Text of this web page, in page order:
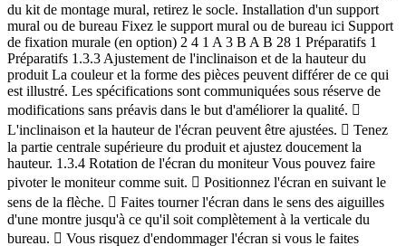
e supérieure du produit et ajustez doucement la hauteur. 1.3.4 Rotation de l'écran du moniteur Vous pouvez faire pivoter le moniteur comme suit.  Positionnez l'écran en suivant le sens de la flèche.  Faites tourner l'écran dans le sens des aiguilles d'une montre jusqu'à ce qu'il soit complètement à la verticale du bureau.  Vous risquez d'endommager l'écran si vous le faites pivoter sans l'incliner ou dans le sens inverse des aiguilles d'une montre. -5° (±2°) ~ 20° (±2°) 0 ~ 130 mm (±2 mm) 1 2 3 4 5 6 29 1 Préparatifs 1 Préparatifs 1.3.5 Verrou antivol Un verrou antivol vous permet d'utiliser le produit en toute sécurité, même dans les lieux publics. La forme du dispositif de verrouillage et la méthode utilisée dépendent du fabricant. Pour plus d'informations, reportez-vous au guide de l'utilisateur fourni avec votre dispositif antivol. Le dispositif de verrouillage est vendu séparément. La couleur et la forme des pièces peuvent différer de ce qui est illustré. Les spécifications sont communiquées sous réserve de modifications sans préavis dans le but d'améliorer la qualité. Pour verrouiller un dispositif antivol : 1 Fixez les câbles de votre dispositif antivol à un objet lourd, tel qu'un bureau. 2 Faites passer une extrémité du câble dans la boucle à l'autre extrémité. 3 Insérez le dispositif antivol dans l'emplacement antivol situé à l'arrière du produit. 4 Verrouillez le dispositif antivol.  Vous pouvez acheter un dispositif antivol séparément.  Pour plus d'informations, reportez-vous au guide de l'utilisateur fourni avec votre dispositif antivol.  Les dispositifs antivol sont disponibles chez les revendeurs de matériel électronique ou en ligne. 30 1 Préparatifs 1 Préparatifs 1.4 "MagicRotation Auto" La fonction "MagicRotation Auto" détecte la rotation des moniteurs équipés d'un capteur de rotation et fait pivoter l'écran Windows en conséquence. [Installation du logiciel] 1 Insérez le CD du manuel utilisateur fourni avec le produit dans le lecteur de CD-ROM. 2 Suivez les instructions à l'écran pour procéder à l'installation. Après l'installation, le menu de l'application s'affiche dans la langue du système d'exploitation. (Conforme aux politiques standard de Windows.) [Avertissement] 1 Compatible uniquement avec Windows 7 (32 bits ou 64 bits) et Windows 8 (32 bits ou 64 bits). 2 Compatible avec les cartes graphiques conformes au normes DDC/CI et MS API Si vous utilisez une carte graphique non conforme aux normes mentionnées ci-dessus, la fonction "MagicRotation Auto" ne sera peut-être pas disponible. 3 Pour optimiser les performances de la fonction, effectuez une mise à niveau du pilote de la carte graphique. 4 Quatorze langues sont disponibles pour l'installation. 5 Si l'orientation est définie sur un mode autre que Paysage dans le menu de résolution d'écran de Windows 7, la fonction "MagicRotation Auto" risque de ne pas fonctionner correctement. 6 Le menu à l'écran apparaît si le moniteur subit une rotation. Cela peut entraîner l'apparition du processus de reconfiguration de l'écran ou du phénomène de rémanence d'image, selon la carte graphique utilisée. Ce problème est directement lié au système d'exploitation Windows et non à l'appareil. 7 Si vous ne souhaitez pas que l'écran pivote automatiquement lorsque vous effectuez une rotation du moniteur, appuyez simultanément sur les touches Windows et L pour verrouiller Windows. Tout échec du verrouillage du système est lié aux contraintes de l'API Windows et non à l'appareil. (QJOLVK)UDQoDLV'HXWVFK0DJ\DU,WDOLDQR3ROVNL3RUWXJXrV ƧǊǈǈǁƿǀ(VSDxRO6YHQVND7UNoHᣣᧄ⺆ ∝䇁ଞ˲߭ 31 1 Préparatifs 1 Préparatifs 1.5 Rotation de l'écran Lorsque vous pivotez le moniteur, l'angle de rotation s'affiche sur l'écran du moniteur. Les options de menu d'affichage à l'écran (OSD) pivotent automatiquement lorsque l'écran pivote. [Avertissement] 1 Si le logiciel "MagicRotation Auto" n'est pas installé sur le moniteur, il n'est pas possible de faire pivoter le contenu affiché sur l'écran. Par contre, le menu à l'écran peut être pivoté de 90˚ et s'afficher correctement. 2 Après la rotation, il se peut que le menu à l'écran apparaisse dans un mode d'affichage différent de celui précédant la rotation. 0° 90° MENU SOURCE PIP/PBP MENU SOURCE PIP/PBP 2 Connexion et utilisation d'un périphérique source 32 2 Connexion et utilisation d'un périphérique source 2.1 Avant toute connexion 2.1.1 Points à vérifier avant la connexion  Avant de connecter un périphérique source, lisez le mode d'emploi qui l'accompagne. Le nombre et la position des ports peuvent varier en fonction du type de périphérique.  Ne branchez pas le câble d'alimentation avant que tous les branchements n'aient été établis. Si vous branchez le câble d'alimentation en cours de connexion, vous risquez d'endommager le produit.  Vérifiez les types de ports auxquels vous souhaitez vous connecter à l'arrière du produit. 2.2 Connexion et utilisation d'un ordinateur Sélectionnez la méthode de connexion adaptée à votre ordinateur.  Les composants de connexion peuvent varier en fonction des produits.  Pour s'assurer que l'affichage à l'écran est correct, n'utilisez pas de câble DVI vers DP, HDMI vers DP, micro HDMI vers DP ou d'autres câbles non standard achetés auprès d'un vendeur. Il vous est recommandé d'utiliser les câbles qui ont été fournis avec le produit. 2.2.1 Connexion à l'aide du câble DVI Ne branchez le câble d'alimentation qu'après avoir branché tous les autres câbles. Veillez à brancher un périphérique source avant de brancher le câble d'alimentation. 1 Connectez le câble DVI au port [DVI IN] à l'arrière du produit et au port DVI de l'ordinateur. 2 Appuyez sur [ ] pour définir DVI en tant que source d'entrée.  Les ports fournis peuvent varier selon le produit.  Si la fonction audio est prise en charge et le câble stéréo est branché, vous pouvez régler le Volume avec les boutons [ ] à l'avant de l'appareil.  L'utilisation d'un câble DVI non fourni avec le produit peut entraîner une dégradation de la résolution d'affichage. DVI IN 33 Connexion et utilisation d'un périphérique 2 source 2 Connexion et utilisation d'un périphérique source 2.2.2 Connexion à l'aide d'un câble DVI-HDMI Ne branchez le câble d'alimentation qu'après avoir branché tous les autres câbles. Veillez à brancher un périphérique source avant de brancher le câble d'alimentation. 1 Connectez le câble HDMI-DVI au port [DVI IN] à l'arrière du produit et au port HDMI de l'ordinateur. 2 Appuyez sur [ ] pour définir DVI en tant que source d'entrée.  Si la fonction audio est prise en charge et le câble stéréo est branché, vous pouvez régler le Volume avec les boutons [ ] à l'avant de l'appareil.  Les ports fournis peuvent varier selon le produit. DVI IN 34 Connexion et utilisation d'un périphérique 2 source 2 Connexion et utilisation d'un périphérique source 2.2.3 Branchement par câble HDMI Ne branchez le câble d'alimentation qu'après avoir branché tous les autres câbles. Veillez à brancher un périphérique source avant de brancher le câble d'alimentation. 1 Connectez le câble HDMI au port [HDMI IN] à l'arrière du produit et au port HDMI de l'ordinateur. 2 Appuyez sur [ ] pour définir HDMI en tant que source d'entrée.  Si la fonction audio est prise en charge, vous pouvez régler le Volume avec les boutons [ ] à l'avant de l'appareil.  Réglez l'option Mode PC/AV sur PC afin d'entendre un son lorsque le produit est raccordé à un PC via un câble HDMI.  Les ports fournis peuvent varier selon le produit. HDMI IN DVI IN PC/AV Mode DVI HDMI DisplayPort PC AV DVI PC Select the PC/AV mode for the HDMI source. 35 Connexion et utilisation d'un périphérique 2 source 2 Connexion et utilisation d'un périphérique source 2.2.4 Connexion à l'aide d'un câble HDMI-DVI Ne branchez le câble d'alimentation qu'après avoir branché tous les autres câbles. Veillez à brancher un périphérique source avant de brancher le câble d'alimentation. 1 Connectez le câble HDMI-DVI au port [HDMI IN] à l'arrière du produit et au port DVI de l'ordinateur. 2 Appuyez sur [ ] pour définir HDMI en tant que source d'entrée.  Pour entendre le son lorsque vous êtes connecté à un PC via un câble HDMI-DVI, branchez le câble audio, puis réglez Mode PC/AV sur DVI PC.  Les ports fournis peuvent varier selon le produit. HDMI IN Mode PC/AV DVI HDMI DisplayPort PC AV DVI PC Sélectionnez le mode PC/AV pour la source HDMI. 36 Connexion et utilisation d'un périphérique 2 source 2 Connexion et utilisation d'un périphérique source 2.2.5 Connexion à l'aide du câble DP Ne branchez le câble d'alimentation qu'après avoir branché tous les autres câbles. Veillez à brancher un périphérique source avant de brancher le câble d'alimentation. 1 Connectez l'une des extrémités du câble DP au port [DP IN] sur le côté du produit et l'autre extrémité au port DP de l'ordinateur. 2 Appuyez sur [ ] pour définir PortAffichage1 en tant que source d'entrée.  Si la fonction audio est prise en charge, vous pouvez régler le Volume avec les boutons [ ] à l'avant de l'appareil.  Les ports fournis peuvent varier selon le produit. DP IN 37 Connexion et utilisation d'un périphérique 2 source 2 Connexion et utilisation d'un périphérique source 2.2.6 Connexion à un casque ou à des enceintes Ne branchez le câble d'alimentation qu'après avoir branché tous les autres câbles. Veillez à brancher un périphérique source avant de brancher le câble d'alimentation. 1 Connectez le câble stéréo au port [AUDIO IN] à l'arrière de l'appareil et au port AUDIO OUT de l'ordinateur. 2 Branchez un périphérique de sortie audio (comme un casque ou des écouteurs) au port [AUDIO OUT] du produit.  Si le câble stéréo est branché, vous pouvez régler le Volume avec les boutons [ ] à l'avant de l'appareil.  Les ports fournis peuvent varier selon le produit. AUDIO OUT AU